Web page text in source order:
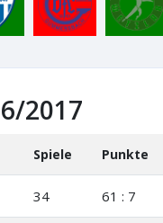
2017
Spiele Punkte
34 61 : 7